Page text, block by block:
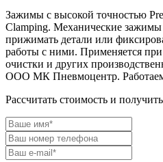
Зажимы с высокой точностью
Clamping. Механические
прижимать детали или
работы с ними. Применяется при
очистки и других
ООО МК Пневмоцентр.
Рассчитать стоимость и